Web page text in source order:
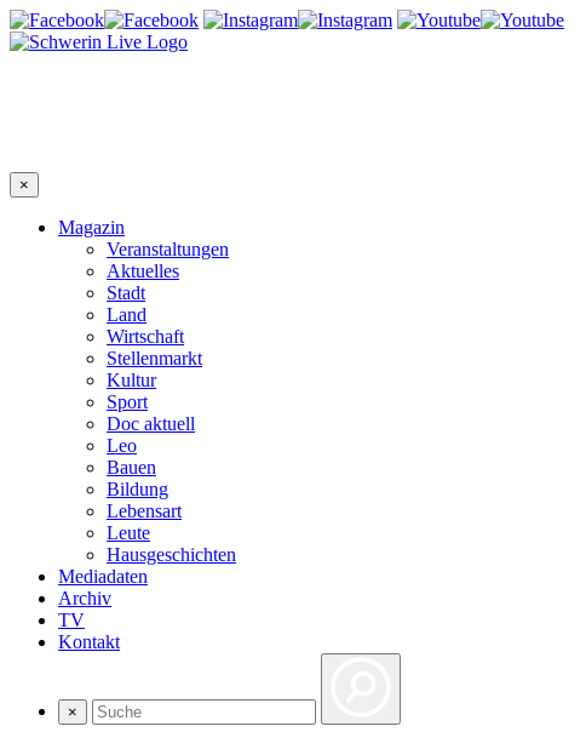
×
Magazin
Veranstaltungen
Aktuelles
Stadt
Land
Wirtschaft
Stellenmarkt
Kultur
Sport
Doc aktuell
Leo
Bauen
Bildung
Lebensart
Leute
Hausgeschichten
Mediadaten
Archiv
TV
Kontakt
×